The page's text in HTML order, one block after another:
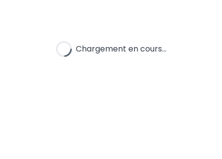
Chargement en cours...